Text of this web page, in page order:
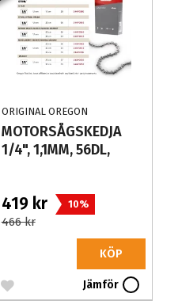
ORIGINAL OREGON
MOTORSÅGSKEDJA 24AP056E
TILL TEX BATTERIDRIVNA
GRENSÅGAR.
DRIVLÄNKAR: 56
MOTORSÅGSKEDJA
1/4", 1,1MM, 56DL,
419 kr 10%
466 kr
KÖP
Jämför